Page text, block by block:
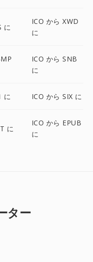
に
ICO から XWD
に
ICO から SNB
に
に ICO から SIX に
に
ICO から EPUB
に
ター